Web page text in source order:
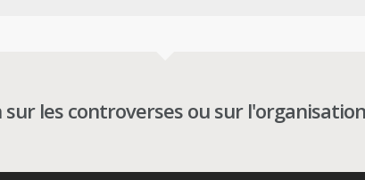
les controverses ou sur